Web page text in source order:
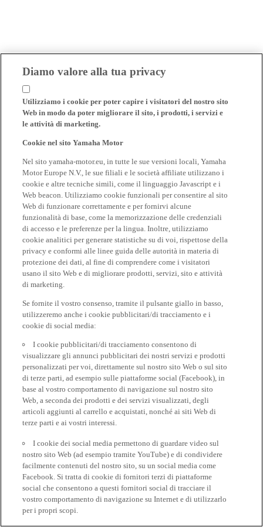
Diamo valore alla tua privacy
Utilizziamo i cookie per poter capire i visitatori del nostro sito
Web in modo da poter migliorare il sito, i prodotti, i servizi e
le attività di marketing.
Cookie nel sito Yamaha Motor
Nel sito yamaha-motor.eu, in tutte le sue versioni locali, Yamaha
Motor Europe N.V., le sue filiali e le società affiliate utilizzano i
cookie e altre tecniche simili, come il linguaggio Javascript e i
Web beacon. Utilizziamo cookie funzionali per consentire al sito
Web di funzionare correttamente e per fornirvi alcune
funzionalità di base, come la memorizzazione delle credenziali
di accesso e le preferenze per la lingua. Inoltre, utilizziamo
cookie analitici per generare statistiche su di voi, rispettose della
privacy e conformi alle linee guida delle autorità in materia di
protezione dei dati, al fine di comprendere come i visitatori
usano il sito Web e di migliorare prodotti, servizi, sito e attività
di marketing.
Se fornite il vostro consenso, tramite il pulsante giallo in basso,
utilizzeremo anche i cookie pubblicitari/di tracciamento e i
cookie di social media:
I cookie pubblicitari/di tracciamento consentono di
visualizzare gli annunci pubblicitari dei nostri servizi e prodotti
personalizzati per voi, direttamente sul nostro sito Web o sul sito
di terze parti, ad esempio sulle piattaforme social (Facebook), in
base al vostro comportamento di navigazione sul nostro sito
Web, a seconda dei prodotti e dei servizi visualizzati, degli
articoli aggiunti al carrello e acquistati, nonché ai siti Web di
terze parti e ai vostri interessi.
I cookie dei social media permettono di guardare video sul
nostro sito Web (ad esempio tramite YouTube) e di condividere
facilmente contenuti del nostro sito, su un social media come
Facebook. Si tratta di cookie di fornitori terzi di piattaforme
social che consentono a questi fornitori social di tracciare il
vostro comportamento di navigazione su Internet e di utilizzarlo
per i propri scopi.